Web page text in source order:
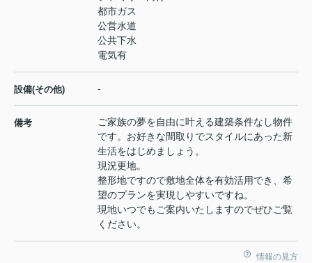
都市ガス
公営水道
公共下水
電気有
設備(その他) -
備考
ご家族の夢を自由に叶える建築条件なし物件
です。お好きな間取りでスタイルにあった新
生活をはじめましょう。
現況更地。
整形地ですので敷地全体を有効活用でき、希
望のプランを実現しやすいですね。
現地いつでもご案内いたしますのでぜひご覧
ください。
情報の見方